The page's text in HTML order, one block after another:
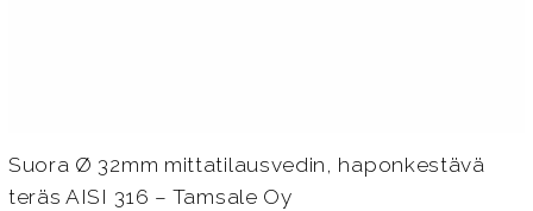
Suora Ø 32mm mittatilausvedin, haponkestävä
teräs AISI 316 – Tamsale Oy